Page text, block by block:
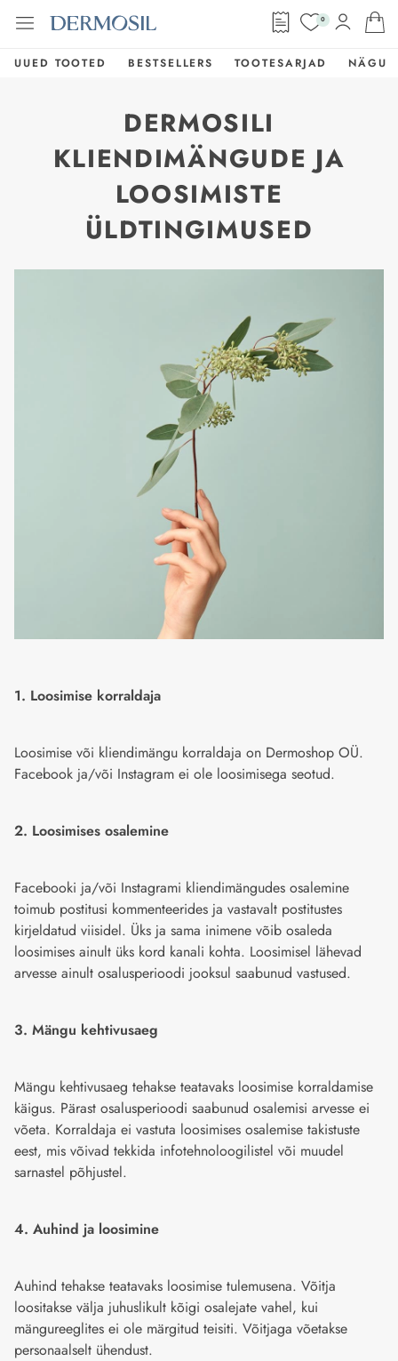
0
UUED TOOTED BESTSELLERS TOOTESARJAD NÄGU
DERMOSILI
KLIENDIMÄNGUDE JA
LOOSIMISTE
ÜLDTINGIMUSED
1. Loosimise korraldaja
Loosimise või kliendimängu korraldaja on Dermoshop OÜ.
Facebook ja/või Instagram ei ole loosimisega seotud.
2. Loosimises osalemine
Facebooki ja/või Instagrami kliendimängudes osalemine
toimub postitusi kommenteerides ja vastavalt postitustes
kirjeldatud viisidel. Üks ja sama inimene võib osaleda
loosimises ainult üks kord kanali kohta. Loosimisel lähevad
arvesse ainult osalusperioodi jooksul saabunud vastused.
3. Mängu kehtivusaeg
Mängu kehtivusaeg tehakse teatavaks loosimise korraldamise
käigus. Pärast osalusperioodi saabunud osalemisi arvesse ei
võeta. Korraldaja ei vastuta loosimises osalemise takistuste
eest, mis võivad tekkida infotehnoloogilistel või muudel
sarnastel põhjustel.
4. Auhind ja loosimine
Auhind tehakse teatavaks loosimise tulemusena. Võitja
loositakse välja juhuslikult kõigi osalejate vahel, kui
mängureeglites ei ole märgitud teisiti. Võitjaga võetakse
personaalselt ühendust.